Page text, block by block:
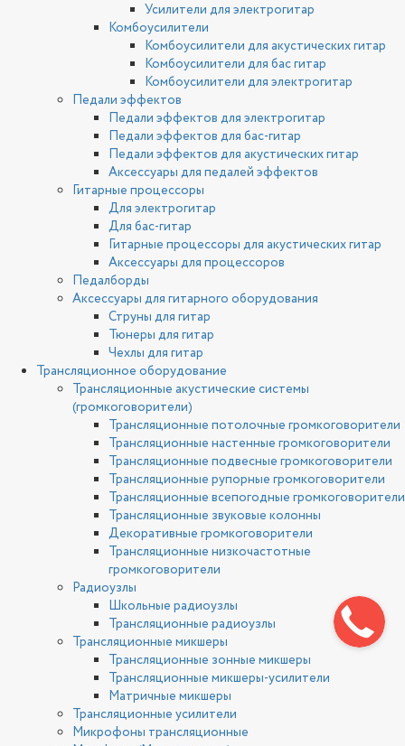
Усилители для электрогитар
Комбоусилители
Комбоусилители для акустических гитар
Комбоусилители для бас гитар
Комбоусилители для электрогитар
Педали эффектов
Педали эффектов для электрогитар
Педали эффектов для бас-гитар
Педали эффектов для акустических гитар
Аксессуары для педалей эффектов
Гитарные процессоры
Для электрогитар
Для бас-гитар
Гитарные процессоры для акустических гитар
Аксессуары для процессоров
Педалборды
Аксессуары для гитарного оборудования
Струны для гитар
Тюнеры для гитар
Чехлы для гитар
Трансляционное оборудование
Трансляционные акустические системы
(громкоговорители)
Трансляционные потолочные громкоговорители
Трансляционные настенные громкоговорители
Трансляционные подвесные громкоговорители
Трансляционные рупорные громкоговорители
Трансляционные всепогодные громкоговорители
Трансляционные звуковые колонны
Декоративные громкоговорители
Трансляционные низкочастотные
громкоговорители
Радиоузлы
Школьные радиоузлы
Трансляционные радиоузлы
Трансляционные микшеры
Трансляционные зонные микшеры
Трансляционные микшеры-усилители
Матричные микшеры
Трансляционные усилители
Микрофоны трансляционные